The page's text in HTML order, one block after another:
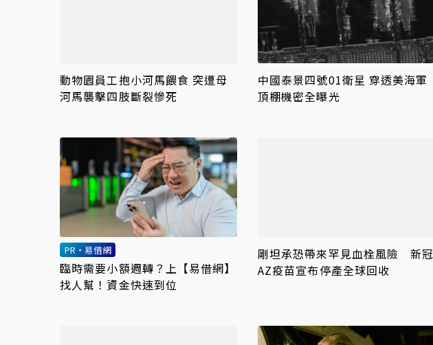
動物園員工抱小河馬餵食 突遭母
河馬襲擊四肢斷裂慘死
中國泰景四號01衛星 穿透美海軍
頂棚機密全曝光
PR・易借網
臨時需要小額週轉？上【易借網】
找人幫！資金快速到位
剛坦承恐帶來罕見血栓風險 新冠
AZ疫苗宣布停產全球回收